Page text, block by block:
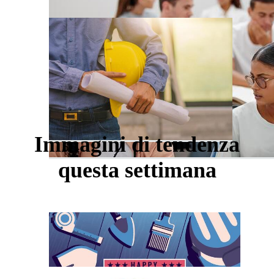
Immagini di tendenza
questa settimana